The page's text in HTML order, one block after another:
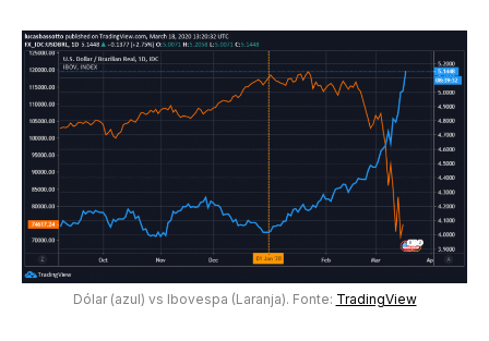
Dólar (azul) vs Ibovespa (Laranja). Fonte: TradingView